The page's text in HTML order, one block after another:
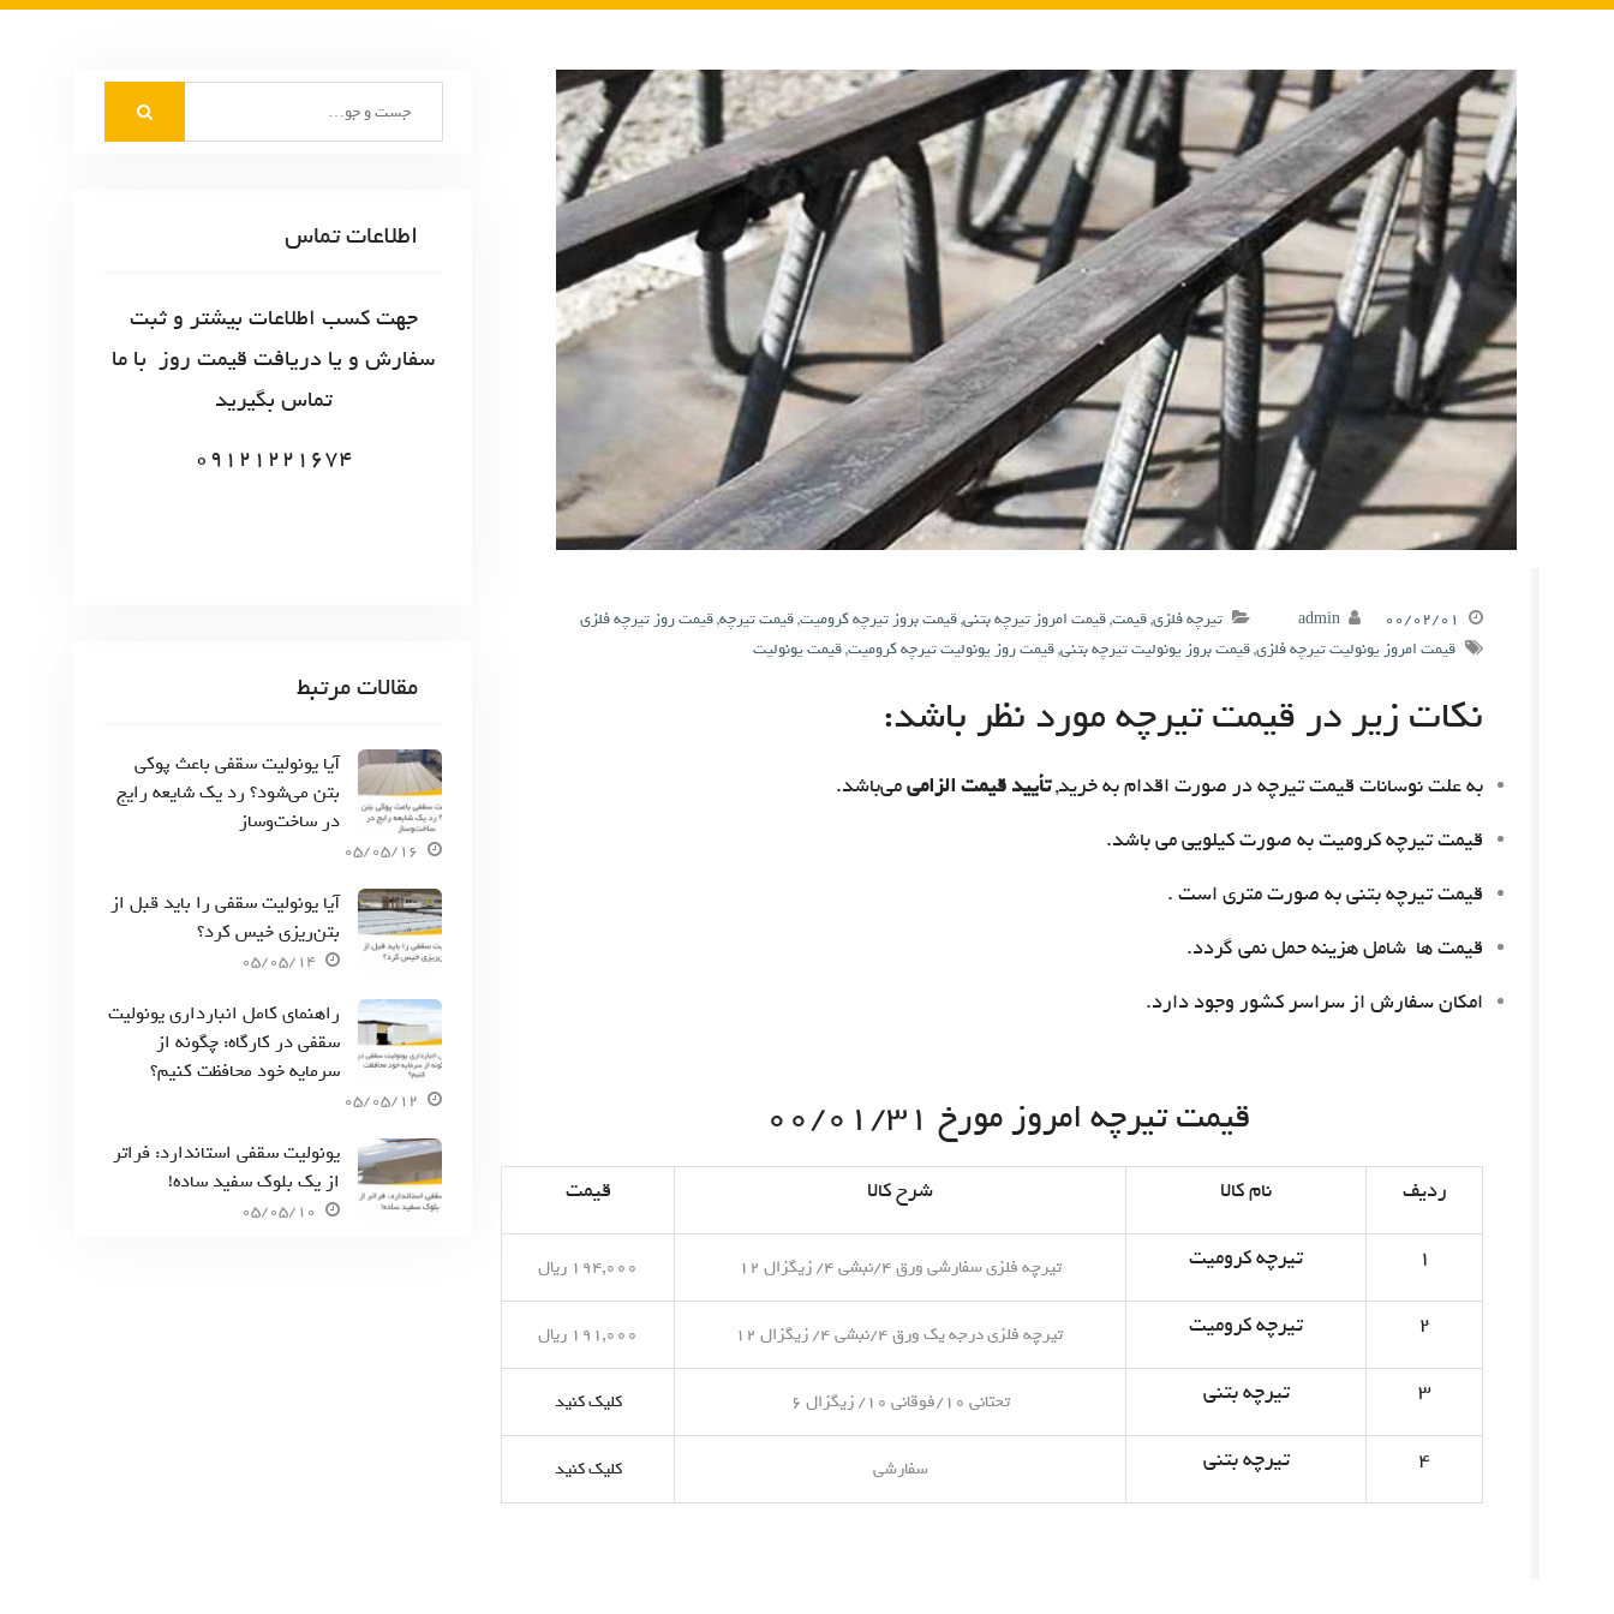
۰۰/۰۲/۰۱ admin تیرچه فلزی,قیمت,قیمت امروز تیرچه بتنی,قیمت بروز تیرچه کرومیت,قیمت تیرچه,قیمت روز تیرچه فلزی
قیمت امروز یونولیت تیرچه فلزی,قیمت بروز یونولیت تیرچه بتنی,قیمت روز یونولیت تیرچه کرومیت,قیمت یونولیت
نکات زیر در قیمت تیرچه مورد نظر باشد:
به علت نوسانات قیمت تیرچه در صورت اقدام به خرید,تأیید قیمت الزامیمی‌باشد.
قیمت تیرچه کرومیت به صورت کیلویی می باشد.
قیمت تیرچه بتنی به صورت متری است .
قیمت ها شامل هزینه حمل نمی گردد.
امکان سفارش از سراسر کشور وجود دارد.
قیمت تیرچه امروز مورخ ۰۰/۰۱/۳۱
ردیف نام کالا شرح کالا قیمت
۱ تیرچه کرومیت تیرچه فلزی سفارشی ورق ۴/نبشی ۴/ زیگزال ۱۲ ۱۹۴,۰۰۰ ریال
۲ تیرچه کرومیت تیرچه فلزی درجه یک ورق ۴/نبشی ۴/ زیگزال ۱۲ ۱۹۱,۰۰۰ ریال
۳ تیرچه بتنی تحتانی ۱۰/فوقانی ۱۰/ زیگزال ۶ کلیک کنید
۴ تیرچه بتنی سفارشی کلیک کنید
اطلاعات تماس
جهت کسب اطلاعات بیشتر و ثبت
سفارش و یا دریافت قیمت روز با ما
تماس بگیرید
09121221674
مقالات مرتبط
آیا یونولیت سقفی باعث پوکی
بتن می‌شود؟ رد یک شایعه رایج
در ساخت‌وساز
05/05/16
آیا یونولیت سقفی را باید قبل از
بتن‌ریزی خیس کرد؟
05/05/14
راهنمای کامل انبارداری یونولیت
سقفی در کارگاه: چگونه از
سرمایه خود محافظت کنیم؟
05/05/12
یونولیت سقفی استاندارد: فراتر
از یک بلوک سفید ساده!
05/05/10